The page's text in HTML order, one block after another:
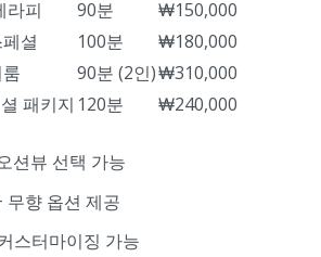
라피
90분
₩150,000
셜
100분
₩180,000
90분 (2인)₩310,000
패키지 120분 ₩240,000
션뷰 선택 가능
무향 옵션 제공
스터마이징 가능